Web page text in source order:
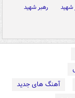
شهید
رهبر شهید
آهنگ های جدید